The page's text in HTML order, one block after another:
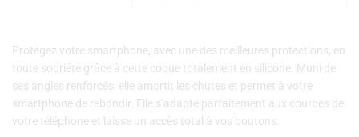
Protégez votre smartphone, avec une des meilleures protections, en
toute sobriété grâce à cette coque totalement en silicone. Muni de
ses angles renforcés, elle amortit les chutes et permet à votre
smartphone de rebondir. Elle s’adapte parfaitement aux courbes de
votre téléphone et laisse un accès total à vos boutons.